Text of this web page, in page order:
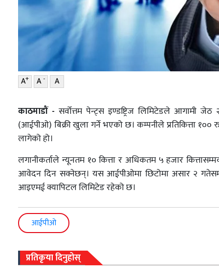
A+ A- A
काठमाडौं -सर्वोत्तम पेन्ट्स इण्डष्ट्रिज लिमिटेडले आगामी
(आईपीओ) बिक्री खुला गर्ने भएको छ। कम्पनीले प्रतिकित्ता
लागेको हो।
लगानीकर्ताले न्यूनतम १० कित्ता र अधिकतम ५ हजार
आवेदन दिन सक्नेछन्। यस आईपीओमा छिटोमा असार २
आइएमई क्यापिटल लिमिटेड रहेको छ।
आईपीओ
प्रतिकृया दिनुहोस्